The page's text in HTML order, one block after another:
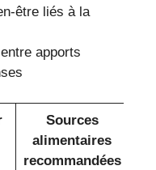
être liés à la
apports
Sources
alimentaires
recommandées